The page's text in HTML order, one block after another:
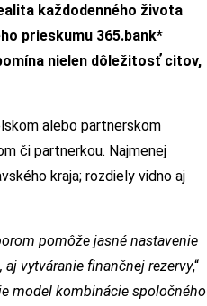
každodenného života
prieskumu 365.bank*
nielen dôležitosť citov,
alebo partnerskom
či partnerkou. Najmenej
kraja; rozdiely vidno aj
pomôže jasné nastavenie
vytváranie finančnej rezervy,“
model kombinácie spoločného